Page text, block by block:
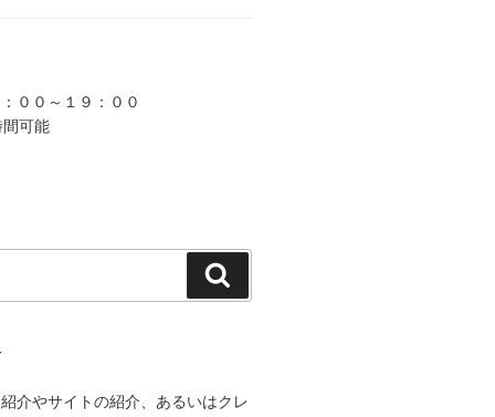
００～１９：００
可能
索
介やサイトの紹介、あるいはクレ